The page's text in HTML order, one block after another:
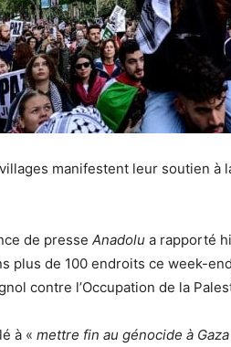
manifestent leur soutien à
de presse Anadolu a rapporté
plus de 100 endroits ce week-
contre l’Occupation de la
à « mettre fin au génocide à